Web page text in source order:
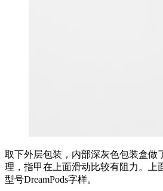
取下外层包装，内部深灰色包装盒做
理，指甲在上面滑动比较有阻力。上
型号DreamPods字样。